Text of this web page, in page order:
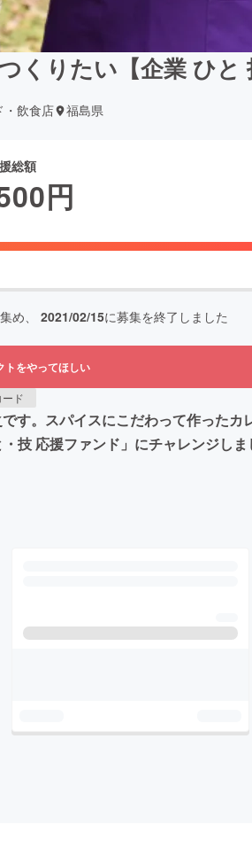
くりたい【企業 ひと
・飲食店 福島県
総額
円
め、 2021/02/15に募集を終了しました
トをやってほしい
ド
。スパイスにこだわって作ったカ
技 応援ファンド」にチャレンジしま